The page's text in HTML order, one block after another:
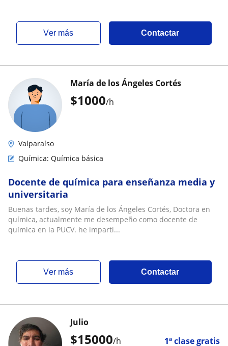
ver más Contactar
$1000/h
María de los Ángeles Cortés
Valparaíso
Química: Química básica
Docente de química para enseñanza media y
universitaria
Buenas tardes, soy María de los Ángeles Cortés, Doctora en
química, actualmente me desempeño como docente de
química en la PUCV. he imparti...
ver más Contactar
$15000/h 1ª clase gratis
Julio